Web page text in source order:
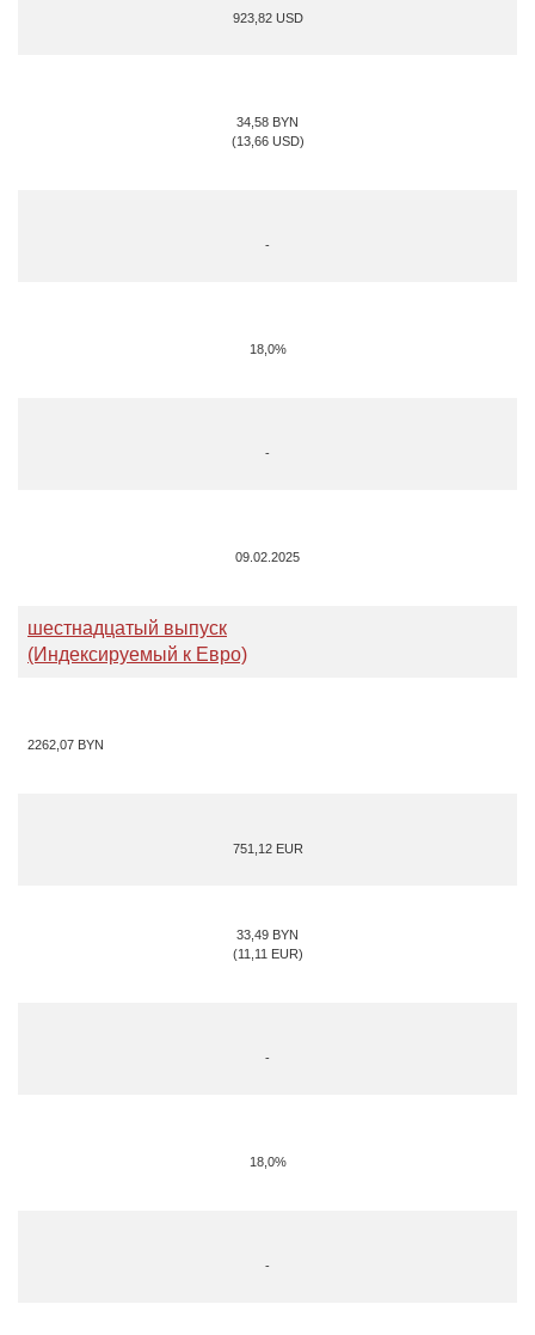
923,82 USD
34,58 BYN
(13,66 USD)
-
18,0%
-
09.02.2025
шестнадцатый выпуск
(Индексируемый к Евро)
2262,07 BYN
751,12 EUR
33,49 BYN
(11,11 EUR)
-
18,0%
-